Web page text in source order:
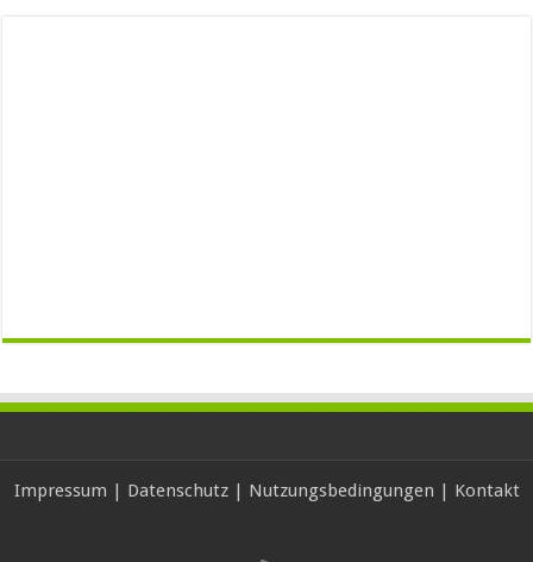
Impressum | Datenschutz| Nutzungsbedingungen | Kontakt